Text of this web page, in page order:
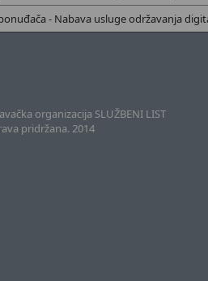
- Nabava usluge održavanja
organizacija SLUŽBENI LIST
pridržana. 2014